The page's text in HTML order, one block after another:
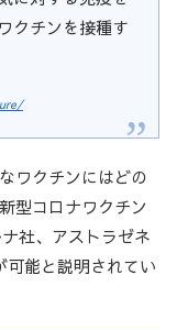
クチンを接種す
ワクチンにはどの
型コロナワクチン
社、アストラゼネ
可能と説明されてい